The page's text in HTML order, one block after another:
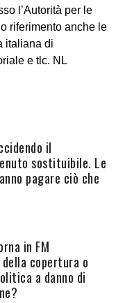
l’Autorità per le
riferimento anche le
italiana di
e tlc. NL
il
sostituibile. Le
pagare ciò che
in FM
della copertura o
a danno di